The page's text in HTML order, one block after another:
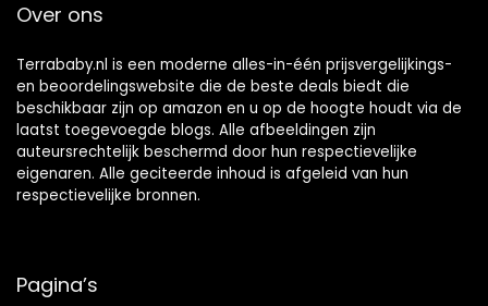
Over ons
Terrababy.nl is een moderne alles-in-één prijsvergelijkings-
en beoordelingswebsite die de beste deals biedt die
beschikbaar zijn op amazon en u op de hoogte houdt via de
laatst toegevoegde blogs. Alle afbeeldingen zijn
auteursrechtelijk beschermd door hun respectievelijke
eigenaren. Alle geciteerde inhoud is afgeleid van hun
respectievelijke bronnen.
Pagina’s